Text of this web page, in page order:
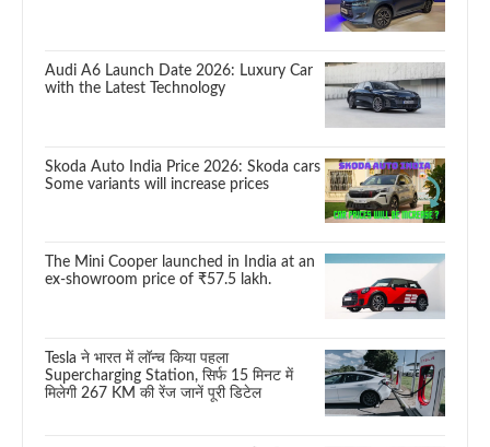
Audi A6 Launch Date 2026: Luxury Car
with the Latest Technology
Skoda Auto India Price 2026: Skoda cars
Some variants will increase prices
The Mini Cooper launched in India at an
ex-showroom price of ₹57.5 lakh.
Tesla ने भारत में लॉन्च किया पहला
Supercharging Station, सिर्फ 15 मिनट में
मिलेगी 267 KM की रेंज जानें पूरी डिटेल